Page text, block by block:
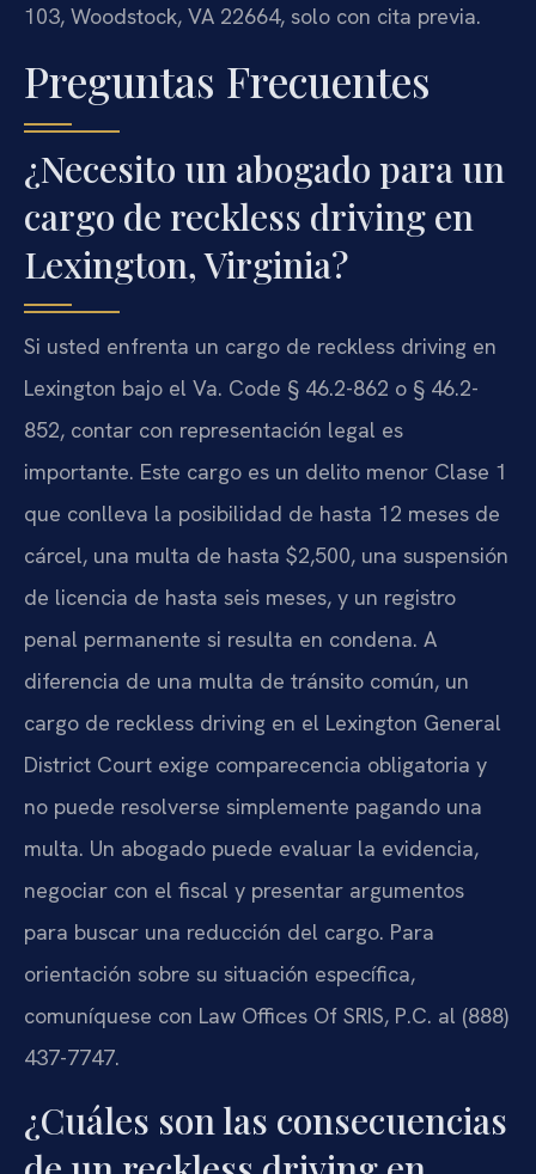
103, Woodstock, VA 22664, solo con cita previa.
Preguntas Frecuentes
¿Necesito un abogado para un
cargo de reckless driving en
Lexington, Virginia?
Si usted enfrenta un cargo de reckless driving en
Lexington bajo el Va. Code § 46.2-862 o § 46.2-
852, contar con representación legal es
importante. Este cargo es un delito menor Clase 1
que conlleva la posibilidad de hasta 12 meses de
cárcel, una multa de hasta $2,500, una suspensión
de licencia de hasta seis meses, y un registro
penal permanente si resulta en condena. A
diferencia de una multa de tránsito común, un
cargo de reckless driving en el Lexington General
District Court exige comparecencia obligatoria y
no puede resolverse simplemente pagando una
multa. Un abogado puede evaluar la evidencia,
negociar con el fiscal y presentar argumentos
para buscar una reducción del cargo. Para
orientación sobre su situación específica,
comuníquese con Law Offices Of SRIS, P.C. al (888)
437-7747.
¿Cuáles son las consecuencias